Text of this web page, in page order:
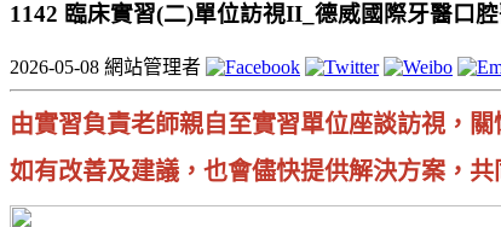
1142 臨床實習(二)單位訪視II_德威國際牙醫口
2026-05-08 網站管理者
由實習負責老師親自至實習單位座談訪視，
如有改善及建議，也會儘快提供解決方案，共